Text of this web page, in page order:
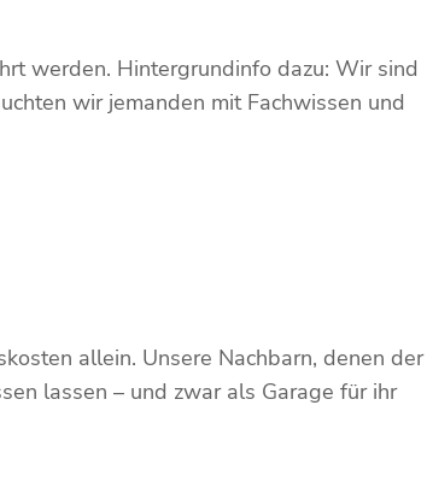
werden. Hintergrundinfo dazu: Wir sind
wir jemanden mit Fachwissen und
allein. Unsere Nachbarn, denen der
lassen – und zwar als Garage für ihr